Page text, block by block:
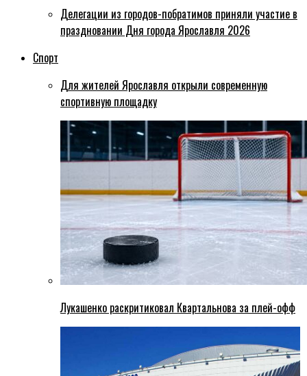
Делегации из городов-побратимов приняли участие в
праздновании Дня города Ярославля 2026
Спорт
Для жителей Ярославля открыли современную
спортивную площадку
Лукашенко раскритиковал Квартальнова за плей-офф